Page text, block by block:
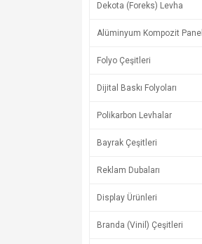
Dekota (Foreks) Levha
Alüminyum Kompozit Panel
Folyo Çeşitleri
Dijital Baskı Folyoları
Polikarbon Levhalar
Bayrak Çeşitleri
Reklam Dubaları
Display Ürünleri
Branda (Vinil) Çeşitleri